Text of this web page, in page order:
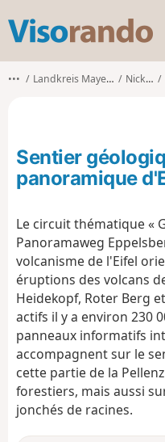
s
o
••• Landkreis Mayen-Koblenz Nickenich
Sentier
panoramique
Le circuit thématique «
Panoramaweg
volcanisme de l'Eifel
éruptions des volcans
Heidekopf, Roter Berg
actifs il y a environ 230
panneaux informatifs
accompagnent sur le
cette partie de la
forestiers, mais aussi
jonchés de racines.